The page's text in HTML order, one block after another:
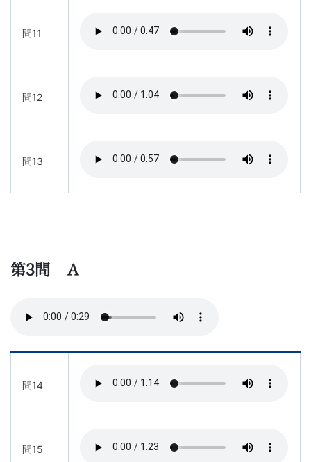
問11
問12
問13
第3問 Ａ
問14
問15